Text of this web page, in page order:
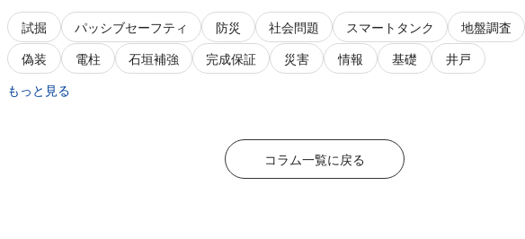
試掘 パッシブセーフティ 防災 社会問題 スマートタンク
地盤調査
偽装
電柱 石垣補強 完成保証 災害 情報 基礎
井戸
もっと見る
コラム一覧に戻る